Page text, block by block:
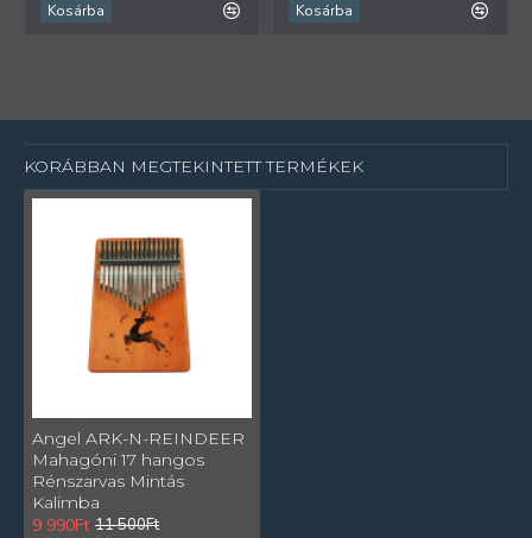
Kosárba Kosárba
KORÁBBAN MEGTEKINTETT TERMÉKEK
Angel ARK-N-REINDEER
Mahagóni 17 hangos
Rénszarvas Mintás
Kalimba
9 990Ft 11 500Ft